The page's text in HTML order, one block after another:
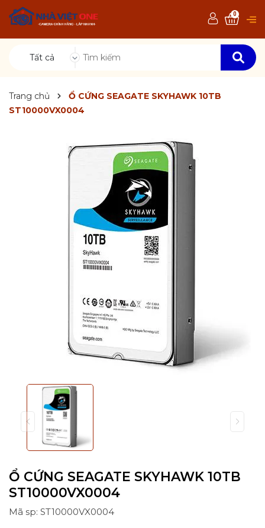
Tất cả
0
Trang chủ
Ổ CỨNG SEAGATE SKYHAWK 10TB
ST10000VX0004
Ổ CỨNG SEAGATE SKYHAWK 10TB
ST10000VX0004
Mã sp: ST10000VX0004